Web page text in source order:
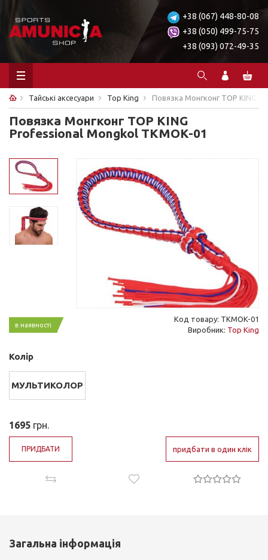
+38 (067) 448-80-08
+38 (050) 499-75-75
+38 (093) 072-49-35
Тайські аксесуари Top King Повязка Монгконг TOP KING
Повязка Монгконг TOP KING
Professional Mongkol TKMOK-01
в наявності
Код товару: TKMOK-01
Виробник: Top King
Колір
МУЛЬТИКОЛОР
1695 грн.
ПРИДБАТИ придбати в один клік
Загальна інформація